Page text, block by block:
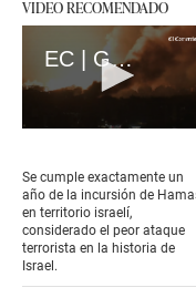
VIDEO RECOMENDADO
EC | Guerra en Gaza: A un año del ataque mortal de Hamás en Israel (loop)
of
17
seconds
Se cumple exactamente un
año de la incursión de
en territorio israelí,
considerado el peor ataque
terrorista en la historia de
Israel.